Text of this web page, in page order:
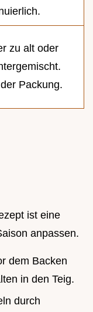
zu alt oder
Packung.
ist eine
anpassen.
dem Backen
in den Teig.
durch